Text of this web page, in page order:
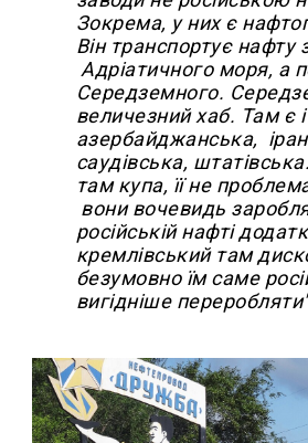
Зокрема, у них є
Він транспортує нафту
Адріатичного моря, а
Середземного.
величезний хаб. Там є і
азербайджанська,
саудівська,
там купа, її не
вони вочевидь
російській нафті
кремлівський там
безумовно їм саме
вигідніше